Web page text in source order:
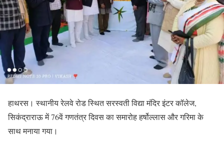
हाथरस। स्थानीय रेलवे रोड स्थित सरस्वती विद्या मंदिर इंटर कॉलेज,
सिकंद्राराऊ में 76वें गणतंत्र दिवस का समारोह हर्षोल्लास और गरिमा के
साथ मनाया गया।